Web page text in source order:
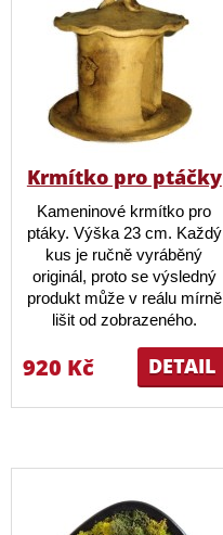
Krmítko pro ptáčky
Kameninové krmítko pro
ptáky. Výška 23 cm. Každý
kus je ručně vyráběný
originál, proto se výsledný
produkt může v reálu mírně
lišit od zobrazeného.
DETAIL
920 Kč